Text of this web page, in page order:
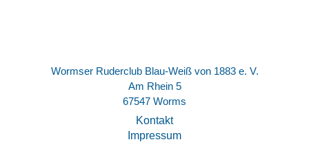
Wormser Ruderclub Blau-Weiß von 1883 e. V.
Am Rhein 5
67547 Worms
Kontakt
Impressum